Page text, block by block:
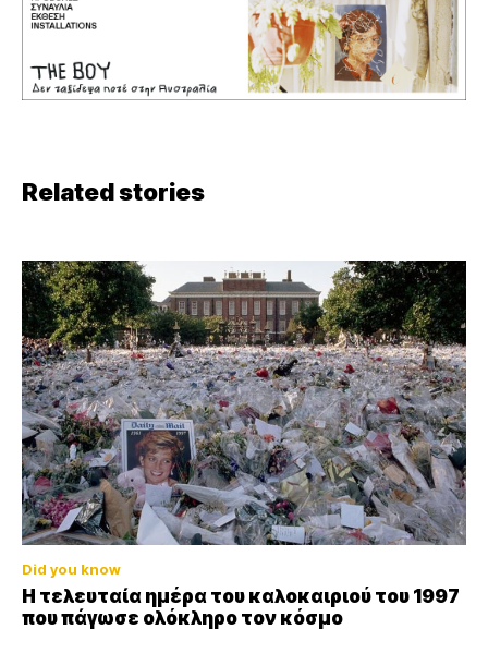
Related stories
Did you know
Η τελευταία ημέρα του καλοκαιριού του 1997
που πάγωσε ολόκληρο τον κόσμο